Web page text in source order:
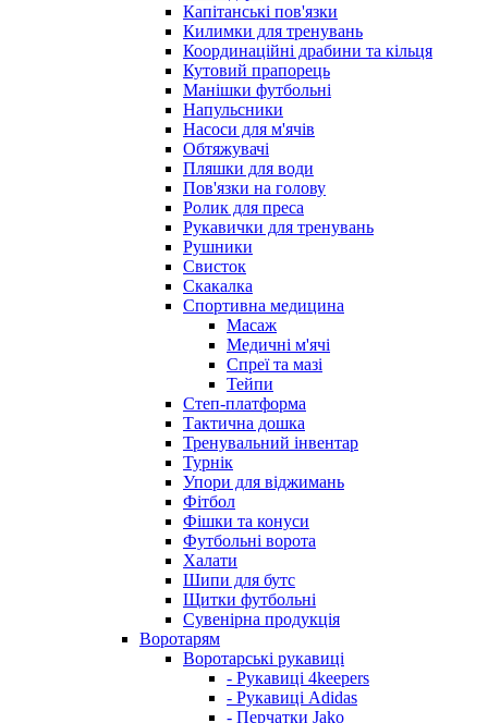
Капітанські пов'язки
Килимки для тренувань
Координаційні драбини та кільця
Кутовий прапорець
Манішки футбольні
Напульсники
Насоси для м'ячів
Обтяжувачі
Пляшки для води
Пов'язки на голову
Ролик для преса
Рукавички для тренувань
Рушники
Свисток
Скакалка
Спортивна медицина
Масаж
Медичні м'ячі
Спреї та мазі
Тейпи
Степ-платформа
Тактична дошка
Тренувальний інвентар
Турнік
Упори для віджимань
Фітбол
Фішки та конуси
Футбольні ворота
Халати
Шипи для бутс
Щитки футбольні
Сувенірна продукція
Воротарям
Воротарські рукавиці
- Рукавиці 4keepers
- Рукавиці Adidas
- Перчатки Jako